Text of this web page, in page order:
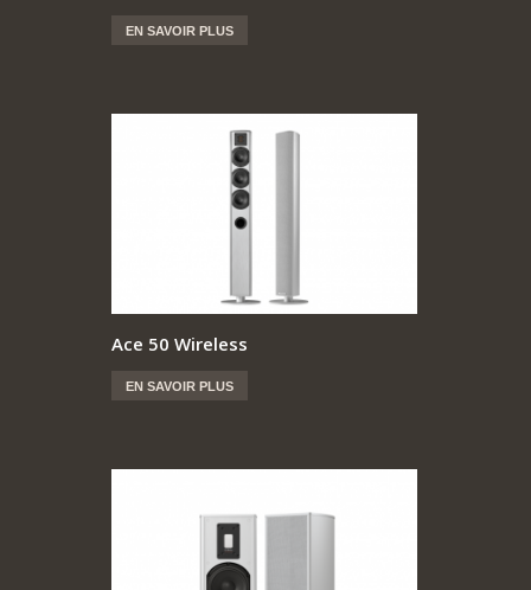
EN SAVOIR PLUS
Ace 50 Wireless
EN SAVOIR PLUS